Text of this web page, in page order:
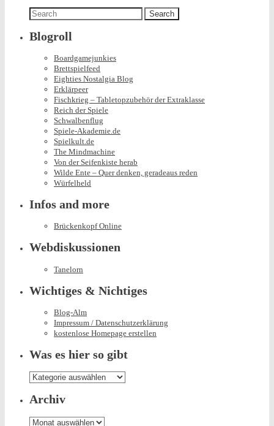
Search
for:
Blogroll
Boardgamejunkies
Brettspielfeed
Eighties Nostalgia Blog
Erklärpeer
Fischkrieg – Tabletopzubehör der Extraklasse
Reich der Spiele
Schwalbenflug
Spiele-Akademie.de
Spielkult.de
The Mindmachine
Von der Seifenkiste herab
Wilde Ente – Quer denken, geradeaus reden
Würfelheld
Infos and more
Brückenkopf Online
Webdiskussionen
Tanelorn
Wichtiges & Nichtiges
Blog-Alm
Impressum / Datenschutzerklärung
kostenlose Homepage erstellen
Was es hier so gibt
Was
es
hier
so
gibt
Archiv
Archiv